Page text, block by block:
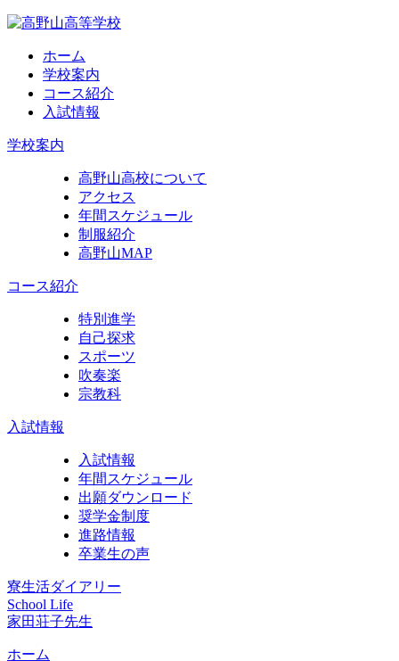
ホーム
学校案内
コース紹介
入試情報
学校案内
高野山高校について
アクセス
年間スケジュール
制服紹介
高野山MAP
コース紹介
特別進学
自己探求
スポーツ
吹奏楽
宗教科
入試情報
入試情報
年間スケジュール
出願ダウンロード
奨学金制度
進路情報
卒業生の声
寮生活ダイアリー
School Life
家田荘子先生
ホーム